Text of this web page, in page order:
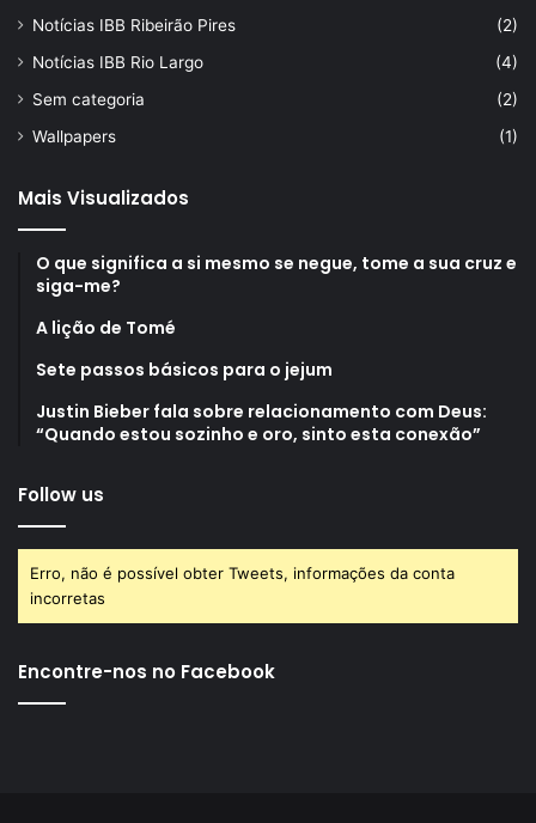
Notícias IBB Ribeirão Pires
(2)
Notícias IBB Rio Largo
(4)
Sem categoria
(2)
Wallpapers
(1)
Mais Visualizados
O que significa a si mesmo se negue, tome a sua cruz e
siga-me?
A lição de Tomé
Sete passos básicos para o jejum
Justin Bieber fala sobre relacionamento com Deus:
“Quando estou sozinho e oro, sinto esta conexão”
Follow us
Erro, não é possível obter Tweets, informações da conta
incorretas
Encontre-nos no Facebook